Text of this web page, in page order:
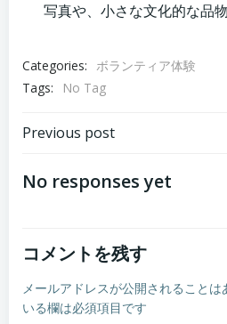
写真や、小さな文化的な品物
Categories:
ボランティア体験
Tags:
No Tag
Post
navigation
Previous post
No responses yet
コメントを残す
メールアドレスが公開されることは
いる欄は必須項目です